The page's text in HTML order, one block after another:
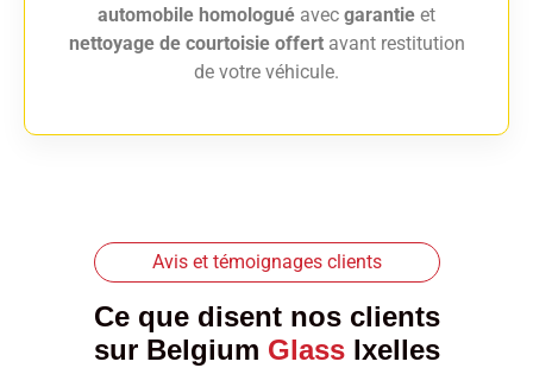
automobile homologué avec garantie et
nettoyage de courtoisie offertavant restitution
de votre véhicule.
Avis et témoignages clients
Ce que disent nos clients
sur Belgium GlassIxelles